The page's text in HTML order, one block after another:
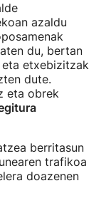
azaldu
du, bertan
etxebizitzak
dute.
eta obrek
berritasun
trafikoa
doazenen